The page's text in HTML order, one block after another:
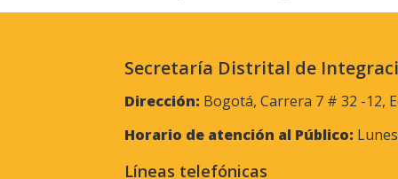
Secretaría Distrital de
Dirección: Bogotá, Carrera 7 # 32 -12,
Horario de atención al Público:
Líneas telefónicas